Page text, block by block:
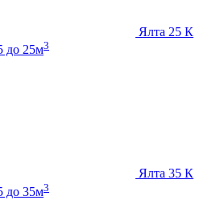
Ялта 25 К
до 25м3
Ялта 35 К
до 35м3